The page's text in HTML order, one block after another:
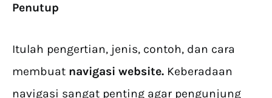
Penutup
Itulah pengertian, jenis, contoh, dan cara
membuat navigasi website. Keberadaan
navigasi sangat penting agar pengunjung